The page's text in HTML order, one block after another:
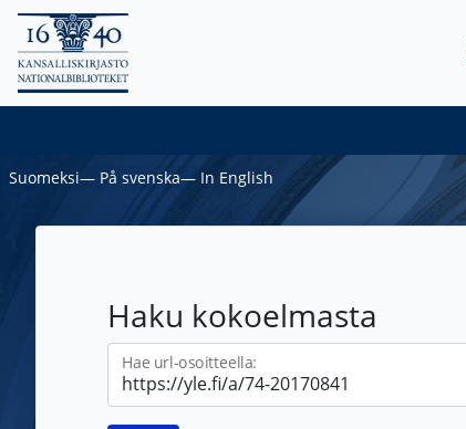
Suomeksi― På svenska― In English
Haku kokoelmasta
Hae url-osoitteella: